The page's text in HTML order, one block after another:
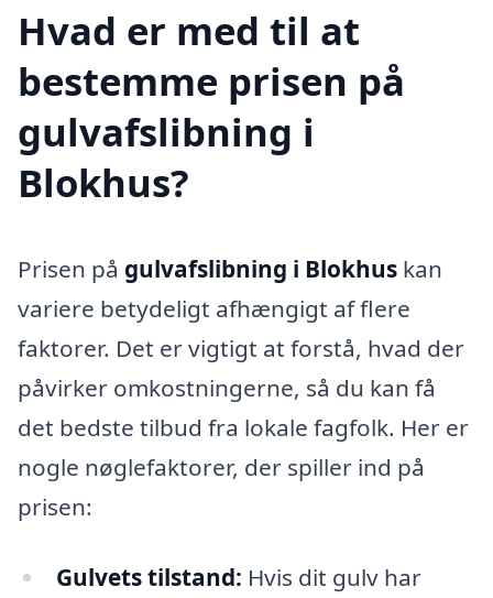
Hvad er med til at
bestemme prisen på
gulvafslibning i
Blokhus?
Prisen på gulvafslibning i Blokhus kan
variere betydeligt afhængigt af flere
faktorer. Det er vigtigt at forstå, hvad der
påvirker omkostningerne, så du kan få
det bedste tilbud fra lokale fagfolk. Her er
nogle nøglefaktorer, der spiller ind på
prisen:
Gulvets tilstand: Hvis dit gulv har